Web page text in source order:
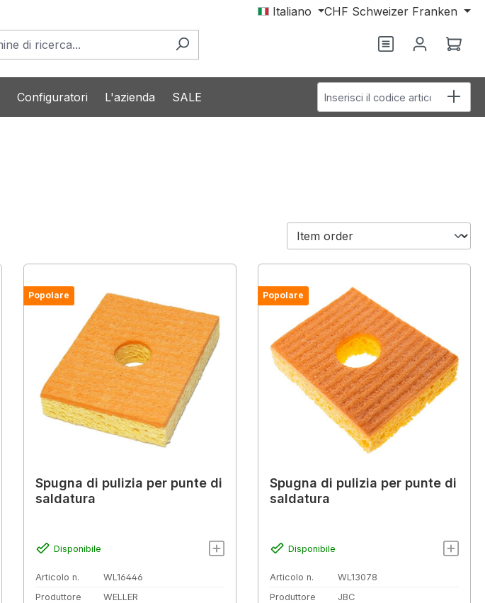
Italiano CHF Schweizer Franken
Il
Configuratori L'azienda SALE Inserisci il codice articolo
Popolare
Spugna di pulizia per punte di
saldatura
Disponibile
Articolo n.
WL16446
Produttore
WELLER
Popolare
Spugna di pulizia per punte di
saldatura
Disponibile
Articolo n.
WL13078
Produttore
JBC